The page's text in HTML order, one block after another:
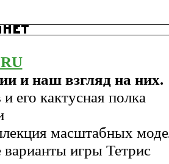
и наш взгляд на них.
его кактусная полка
масштабных
варианты игры Тетрис